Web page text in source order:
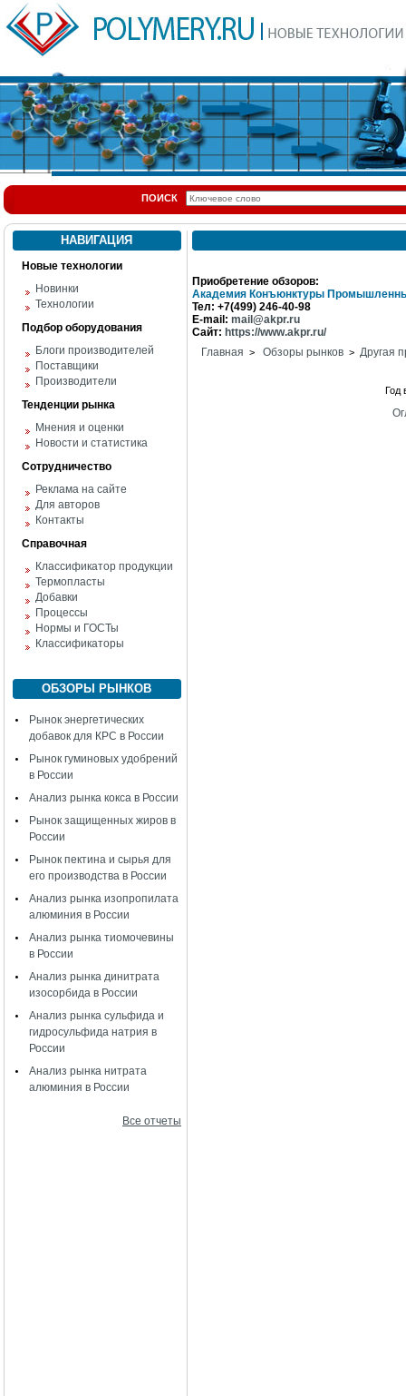
ПОИСК
НАВИГАЦИЯ
Новые технологии
Новинки
Технологии
Подбор оборудования
Блоги производителей
Поставщики
Производители
Тенденции рынка
Мнения и оценки
Новости и статистика
Сотрудничество
Реклама на сайте
Для авторов
Контакты
Справочная
Классификатор продукции
Термопласты
Добавки
Процессы
Нормы и ГОСТы
Классификаторы
ОБЗОРЫ РЫНКОВ
Рынок энергетических
добавок для КРС в России
Рынок гуминовых удобрений
в России
Анализ рынка кокса в России
Рынок защищенных жиров в
России
Рынок пектина и сырья для
его производства в России
Анализ рынка изопропилата
алюминия в России
Анализ рынка тиомочевины
в России
Анализ рынка динитрата
изосорбида в России
Анализ рынка сульфида и
гидросульфида натрия в
России
Анализ рынка нитрата
алюминия в России
Все отчеты
Приобретение обзоров:
Академия Конъюнктуры
Тел: +7(499) 246-40-98
E-mail: mail@akpr.ru
Сайт: https://www.akpr.ru/
Главная > Обзоры рынков > Другая
Год